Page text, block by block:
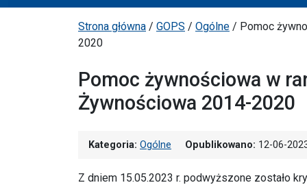
Ścieżka powrotu
Strona główna / GOPS / Ogólne / Pomoc
2020
Pomoc żywnościowa w
Żywnościowa 2014-2020
Kategoria: Ogólne Opublikowano: 12-06-
Z dniem 15.05.2023 r. podwyższone zostało